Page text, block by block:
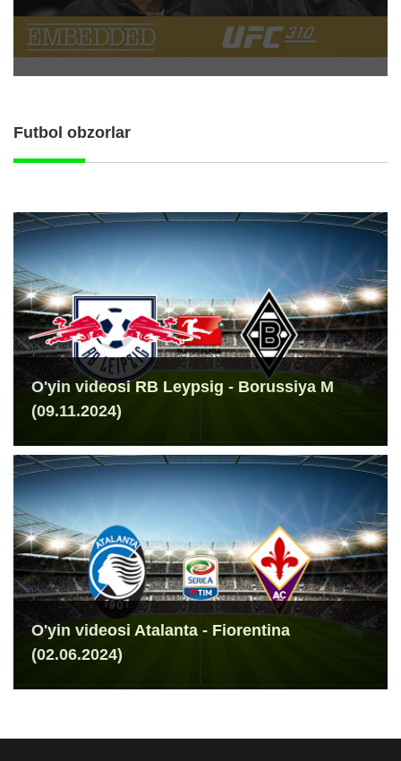
Futbol obzorlar
O'yin videosi RB Leypsig - Borussiya M
(09.11.2024)
O'yin videosi Atalanta - Fiorentina
(02.06.2024)